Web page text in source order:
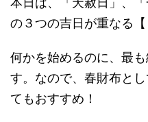
の３つの吉日が重なる
何かを始めるのに、最
す。なので、春財布と
てもおすすめ！